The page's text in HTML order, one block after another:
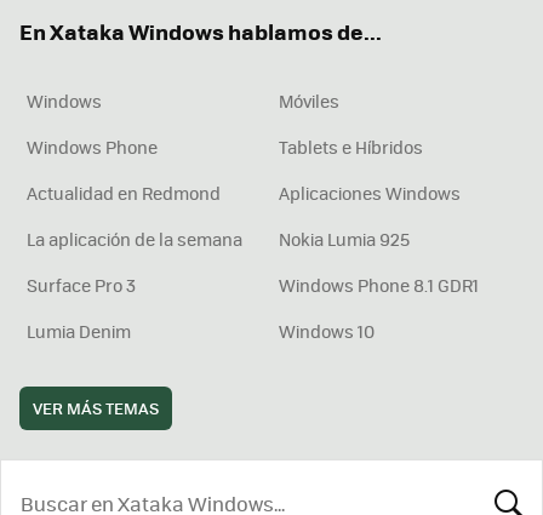
En Xataka Windows hablamos de...
Windows
Móviles
Windows Phone
Tablets e Híbridos
Actualidad en Redmond
Aplicaciones Windows
La aplicación de la semana
Nokia Lumia 925
Surface Pro 3
Windows Phone 8.1 GDR1
Lumia Denim
Windows 10
VER MÁS TEMAS